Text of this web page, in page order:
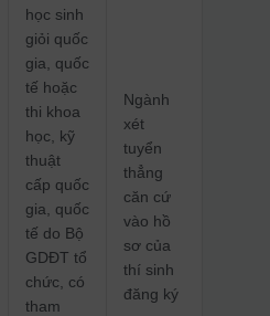
học sinh
giỏi quốc
gia, quốc
tế hoặc
thi khoa
học, kỹ
thuật
cấp quốc
gia, quốc
tế do Bộ
GDĐT tổ
chức, có
tham
Ngành
xét
tuyển
thẳng
căn cứ
vào hồ
sơ của
thí sinh
đăng ký